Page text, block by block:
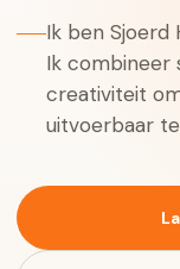
Ik ben Sjoerd
Ik combineer
creativiteit
uitvoerbaar